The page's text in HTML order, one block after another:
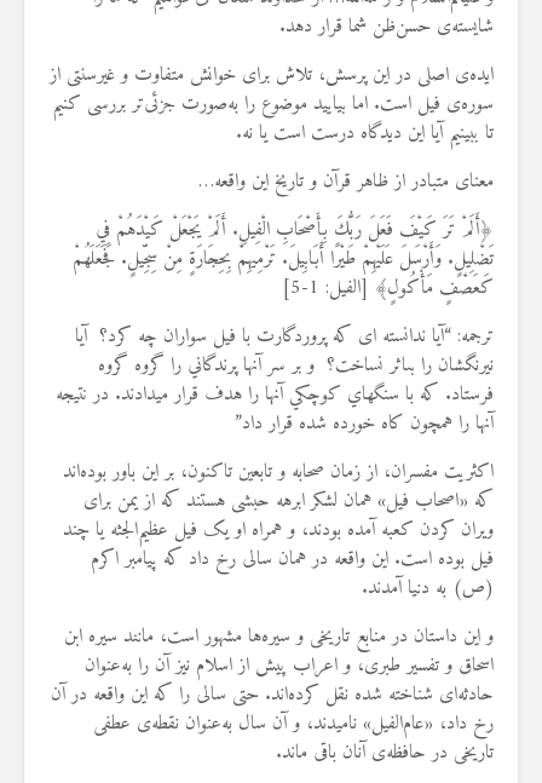
شایسته‌ی حسن‌ظن شما قرار دهد.
ایده‌ی اصلی در این پرسش، تلاش برای خوانش متفاوت و غیرسنتی از
سوره‌ی فیل است. اما بیایید موضوع را به‌صورت جزئی‌تر بررسی کنیم
تا ببینیم آیا این دیدگاه درست است یا نه.
معنای متبادر از ظاهر قرآن و تاریخ این واقعه…
﴿أَلَمْ ‌تَرَ ‌كَيْفَ ‌فَعَلَ رَبُّكَ بِأَصْحَابِ الْفِيلِ. أَلَمْ يَجْعَلْ كَيْدَهُمْ فِي
تَضْلِيلٍ. وَأَرْسَلَ عَلَيْهِمْ طَيْرًا أَبَابِيلَ. تَرْمِيهِمْ بِحِجَارَةٍ مِنْ سِجِّيلٍ. فَجَعَلَهُمْ
كَعَصْفٍ مَأْكُولٍ﴾ [الفيل: 1-5]
ترجمه: “آیا ندانسته ای که پروردگارت با فیل سواران چه کرد؟ آيا
نيرنگشان را بى‏اثر نساخت؟ و بر سر آنها پرندگاني را گروه گروه
فرستاد. كه با سنگهاي كوچكي آنها را هدف قرار مي‏دادند. در نتيجه
آنها را همچون كاه خورده شده قرار داد”
اکثریت مفسران، از زمان صحابه و تابعین تاکنون، بر این باور بوده‌اند
که «اصحاب فیل» همان لشکر ابرهه حبشی هستند که از یمن برای
ویران کردن کعبه آمده بودند، و همراه او یک فیل عظیم‌الجثه یا چند
فیل بوده است. این واقعه در همان سالی رخ داد که پیامبر اکرم
(ص) به دنیا آمدند.
و این داستان در منابع تاریخی و سیره‌ها مشهور است، مانند سیره ابن
اسحاق و تفسیر طبری، و اعراب پیش از اسلام نیز آن را به‌عنوان
حادثه‌ای شناخته ‌شده نقل کرده‌اند. حتی سالی را که این واقعه در آن
رخ داد، «عام‌الفیل» نامیدند، و آن سال به‌عنوان نقطه‌ی عطفی
تاریخی در حافظه‌ی آنان باقی ماند.